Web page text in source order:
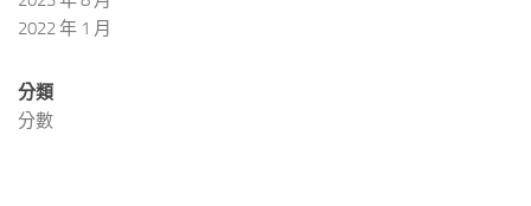
2022 年 1 月
分類
分數